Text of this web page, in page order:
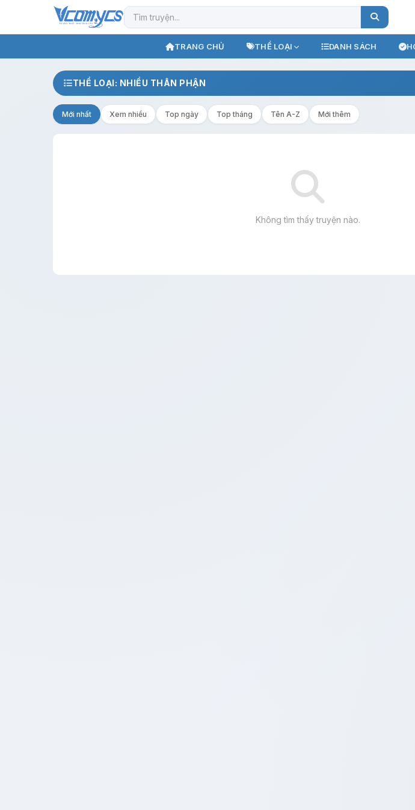
TRANG CHỦ THỂ LOẠI DANH SÁCH
THỂ LOẠI: NHIỀU THÂN PHẬN
Mới nhất Xem nhiều Top ngày Top tháng Tên A-Z Mới thêm
Không tìm thấy truyện nào.